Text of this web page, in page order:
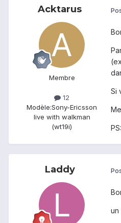
Acktarus
Membre
12
Modèle:Sony-Ericsson
live with walkman
(wt19i)
Si
Laddy
un